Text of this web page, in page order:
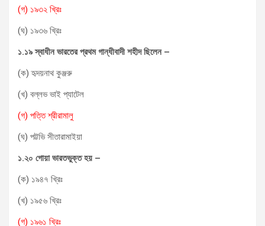
(গ) ১৯৩২ খ্রিঃ
(ঘ) ১৯৩৬ খ্রিঃ
১.১৯ স্বাধীন ভারতের প্রথম গান্ধীবাদী শহীদ ছিলেন –
(ক) হৃদয়নাথ কুঞ্জরু
(খ) বল্লভ ভাই প্যাটেল
(গ) পত্তি শ্রীরামালু
(ঘ) পট্টভি সীতারামাইয়া
১.২০ গোয়া ভারতভুক্ত হয় –
(ক) ১৯৪৭ খ্রিঃ
(খ) ১৯৫৬ খ্রিঃ
(গ) ১৯৬১ খ্রিঃ